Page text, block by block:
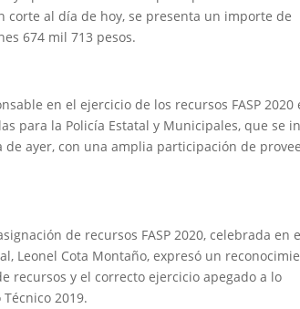
corte al día de hoy, se presenta un importe de
674 mil 713 pesos.
en el ejercicio de los recursos FASP 2020
para la Policía Estatal y Municipales, que se
ayer, con una amplia participación de
de recursos FASP 2020, celebrada en
Leonel Cota Montaño, expresó un
recursos y el correcto ejercicio apegado a lo
2019.